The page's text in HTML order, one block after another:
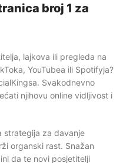
broj 1 za
lajkova ili pregleda na
YouTubea ili Spotifyja?
Svakodnevno
njihovu online vidljivost i
strategija za davanje
organski rast. Snažan
da te novi posjetitelji